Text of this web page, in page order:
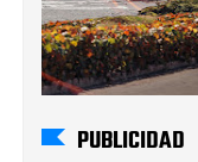
PUBLICIDAD